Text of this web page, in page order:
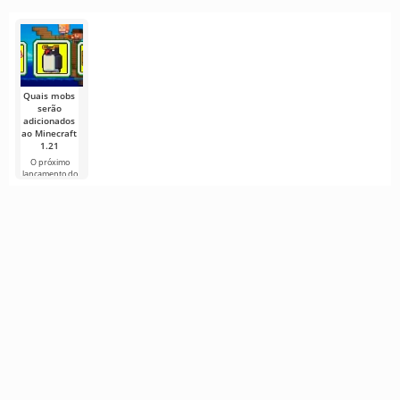
Enquanto a
Mojang se
preparava
para o anúncio
Quais mobs
serão
adicionados
ao Minecraft
1.21
O próximo
lançamento do